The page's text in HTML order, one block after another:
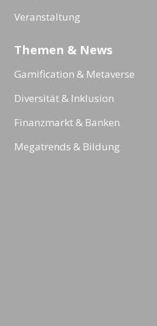
Veranstaltung
Themen & News
Gamification & Metaverse
Diversität & Inklusion
Finanzmarkt & Banken
Megatrends & Bildung